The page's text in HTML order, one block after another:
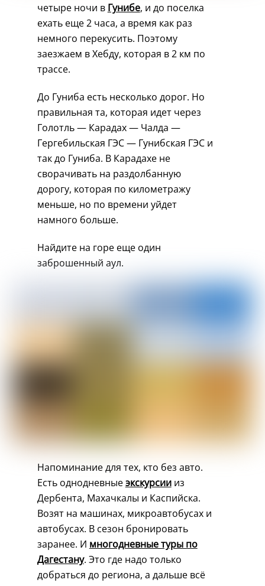
четыре ночи в Гунибе, и до поселка
ехать еще 2 часа, а время как раз
немного перекусить. Поэтому
заезжаем в Хебду, которая в 2 км по
трассе.
До Гуниба есть несколько дорог. Но
правильная та, которая идет через
Голотль — Карадах — Чалда —
Гергебильская ГЭС — Гунибская ГЭС и
так до Гуниба. В Карадахе не
сворачивать на раздолбанную
дорогу, которая по километражу
меньше, но по времени уйдет
намного больше.
Найдите на горе еще один
заброшенный аул.
Напоминание для тех, кто без авто.
Есть однодневныеэкскурсиииз
Дербента, Махачкалы и Каспийска.
Возят на машинах, микроавтобусах и
автобусах. В сезон бронировать
заранее. И многодневные туры по
Дагестану. Это где надо только
добраться до региона, а дальше всё